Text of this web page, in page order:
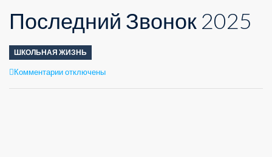
Последний Звонок 2025
ШКОЛЬНАЯ ЖИЗНЬ
Комментариикотключены